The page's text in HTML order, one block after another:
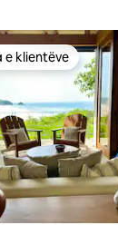
e zgjedhjeve të
e klientëve